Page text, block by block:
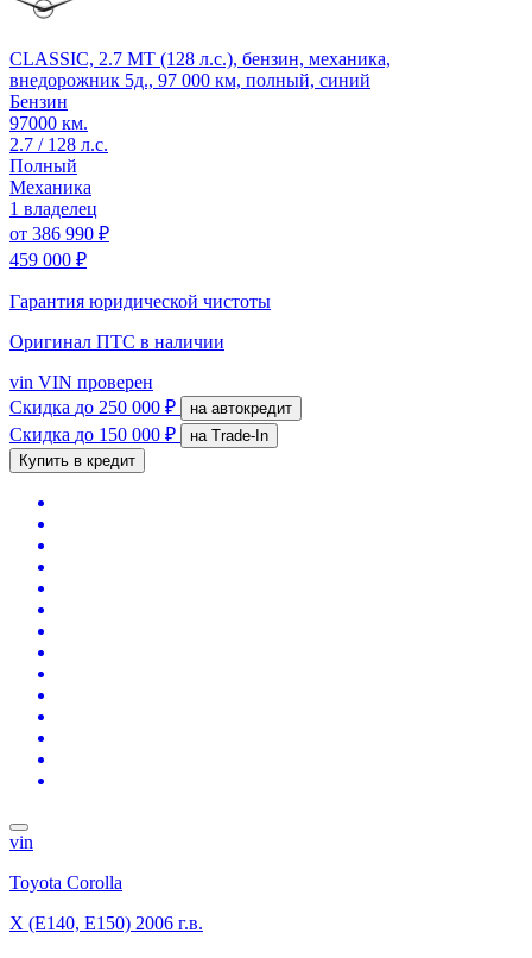
CLASSIC, 2.7 MT (128 л.с.), бензин, механика,
внедорожник 5д., 97 000 км, полный, синий
Бензин
97000 км.
2.7 / 128 л.с.
Полный
Механика
1 владелец
от 386 990 ₽
459 000 ₽
Гарантия юридической чистоты
Оригинал ПТС в наличии
vin VIN проверен
Скидка до 250 000 ₽ на автокредит
Скидка до 150 000 ₽
на Trade-In
Купить в кредит
vin
Toyota Corolla
X (E140, E150) 2006 г.в.